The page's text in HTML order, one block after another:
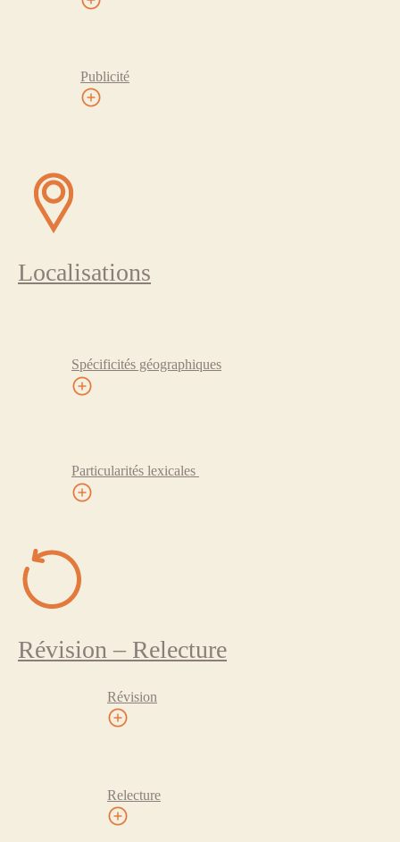
Publicité
Localisations
Spécificités géographiques
Particularités lexicales
Révision – Relecture
Révision
Relecture